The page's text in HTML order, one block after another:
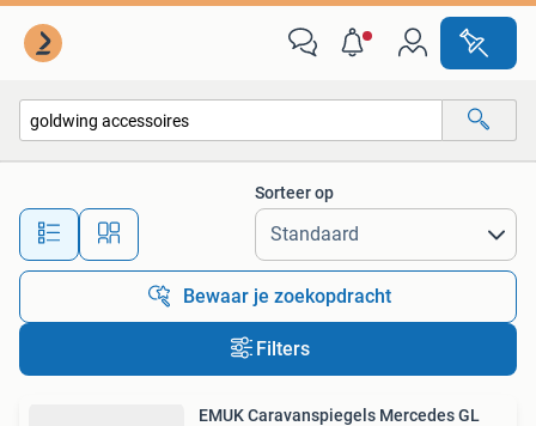
Alle afstanden…
Sorteer op
Bewaar je zoekopdracht
Filters
EMUK Caravanspiegels Mercedes GL